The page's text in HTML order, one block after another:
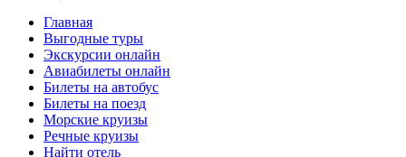
Главная
Выгодные туры
Экскурсии онлайн
Авиабилеты онлайн
Билеты на автобус
Билеты на поезд
Морские круизы
Речные круизы
Найти отель